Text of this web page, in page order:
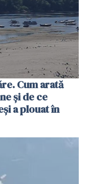
Cum arată
și de ce
a plouat în